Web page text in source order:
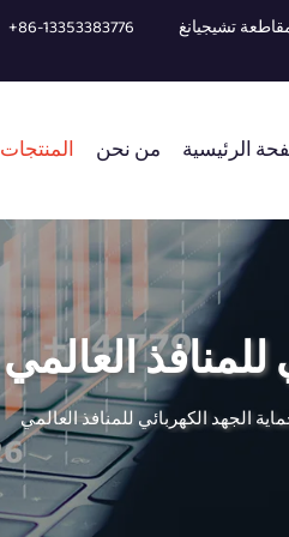
+86-13353383776
الرئيسية من نحن المنتجات
العالمي
الجهد الكهربائي للمنافذ العالمي